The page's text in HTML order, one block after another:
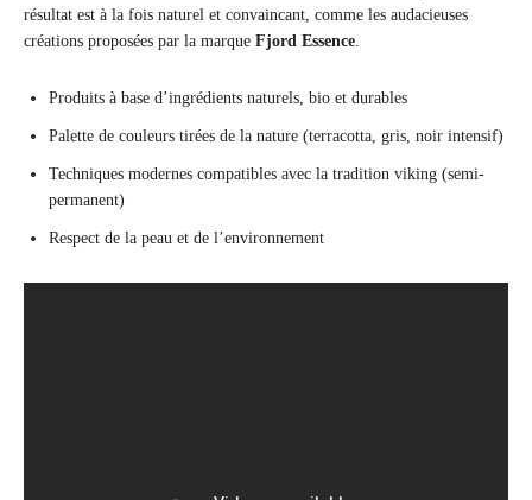
résultat est à la fois naturel et convaincant, comme les audacieuses
créations proposées par la marque Fjord Essence.
Produits à base d’ingrédients naturels, bio et durables
Palette de couleurs tirées de la nature (terracotta, gris, noir intensif)
Techniques modernes compatibles avec la tradition viking (semi-
permanent)
Respect de la peau et de l’environnement